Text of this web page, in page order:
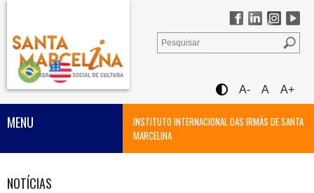
A- A A+
INSTITUTO INTERNACIONAL DAS IRMÃS DE SANTA
MARCELINA
MENU
NOTÍCIAS